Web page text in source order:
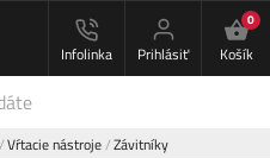
Infolinka Prihlásiť
0
Košík
Vŕtacie nástroje Závitníky